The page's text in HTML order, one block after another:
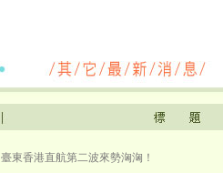
臺東香港直航第二波來勢洶洶！